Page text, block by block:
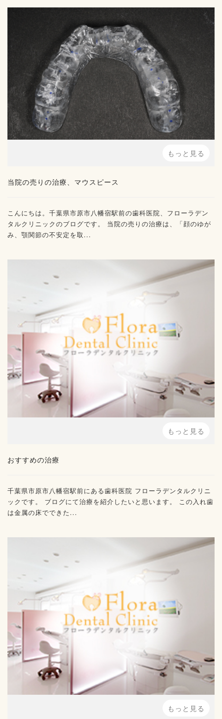
もっと見る
当院の売りの治療、マウスピース
こんにちは。千葉県市原市八幡宿駅前の歯科医院、フローラデン
タルクリニックのブログです。 当院の売りの治療は、「顔のゆが
み、顎関節の不安定を取...
もっと見る
おすすめの治療
千葉県市原市八幡宿駅前にある歯科医院 フローラデンタルクリニ
ックです。 ブログにて治療を紹介したいと思います。 この入れ歯
は金属の床でできた...
もっと見る